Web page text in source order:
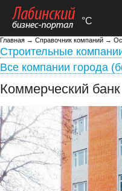
°C
Главная → Справочник компаний →
Строительные
Все компании города
Коммерческий